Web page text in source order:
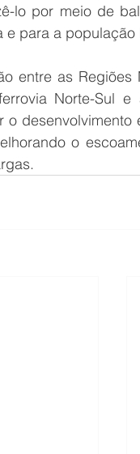
lo por meio de
e para a população
entre as Regiões
Norte-Sul e
desenvolvimento
o